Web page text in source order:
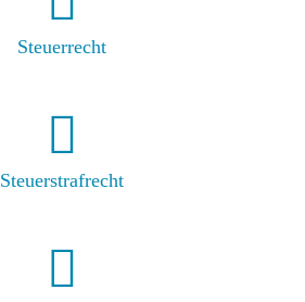
Steuer­recht
Steu­er­straf­recht